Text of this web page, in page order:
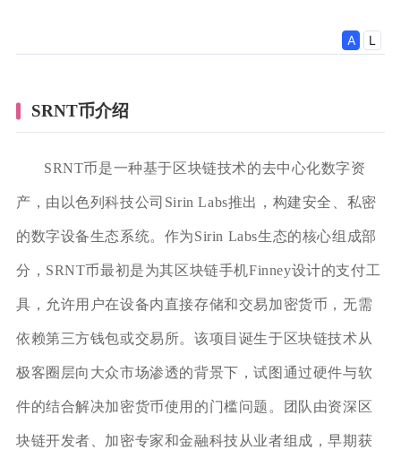
SRNT币介绍
SRNT币是一种基于区块链技术的去中心化数字资
产，由以色列科技公司Sirin Labs推出，构建安全、私密
的数字设备生态系统。作为Sirin Labs生态的核心组成部
分，SRNT币最初是为其区块链手机Finney设计的支付工
具，允许用户在设备内直接存储和交易加密货币，无需
依赖第三方钱包或交易所。该项目诞生于区块链技术从
极客圈层向大众市场渗透的背景下，试图通过硬件与软
件的结合解决加密货币使用的门槛问题。团队由资深区
块链开发者、加密专家和金融科技从业者组成，早期获